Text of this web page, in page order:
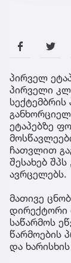
პირველ
პირველი
ეტაპებზე
ჩათვლით
შესახებ
ავრცელებს.
მათივე
დირექტორი
საწარმოს
წარმოების
და